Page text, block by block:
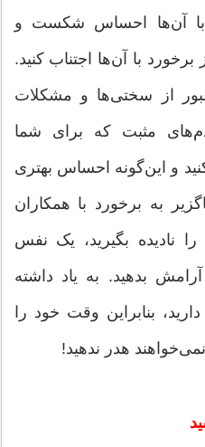
با آن‌ها احساس شکست و
با آن‌ها اجتناب کنید.
از سختی‌ها و مشکلات
مثبت که برای شما
و این‌گونه احساس بهتری
به برخورد با همکاران
را نادیده بگیرید، یک نفس
بدهید. به یاد داشته
بنابراین وقت خود را
هدر ندهید!